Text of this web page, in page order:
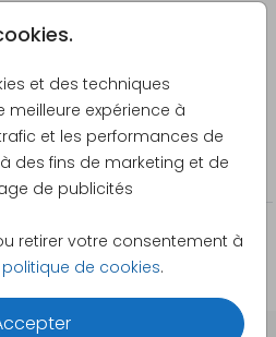
et des techniques
meilleure expérience à
et les performances de
des fins de marketing et de
de publicités
retirer votre consentement à
de cookies.